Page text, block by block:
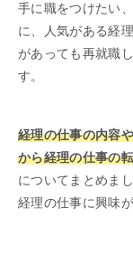
手に職をつけたい
に、人気がある経
があっても再就職
す。
経理の仕事の内容
から経理の仕事の
についてまとめまし
経理の仕事に興味